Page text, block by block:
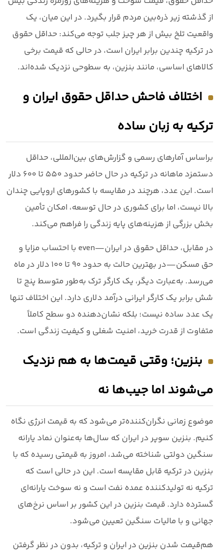
از گذشته زیر ذره‌بین مردم قرار بگیرد. در این میان، یک
واقعیت تلخ بیش از هر چیز جلب توجه می‌کند:حداقل حقوق
در ترکیه چندین برابر ایران است، در حالی که قیمت برخی
کالاهای اساسی، مانند بنزین، به سطوحی نزدیک شده‌اند.
اختلاف فاحش حداقل حقوق ایران و
ترکیه به زبان ساده
براساس آمارهای رسمی و گزارش‌های بین‌المللی، حداقل
دستمزد ماهانه در ترکیه در حال حاضر حدود ۵۵۰ تا ۶۰۰ دلار
است. این عدد، هرچند در مقایسه با کشورهای اروپایی چندان
بالا نیست، اما برای کشوری در حال توسعه، امکان تأمین
بخش بزرگی از هزینه‌های پایه زندگی را فراهم می‌کند.
در مقابل، حداقل حقوق در ایران—even با احتساب مزایا و
حق مسکن—در بهترین حالت به حدود ۹۰ تا ۱۰۰ دلار در ماه
می‌رسد. به‌عبارت دیگر، یک کارگر ترک به‌طور متوسط پنج تا
شش برابر یک کارگر ایرانی درآمد دلاری دارد. این اختلاف تنها
یک عدد ساده نیست؛ بلکه نشان‌دهنده دو سطح کاملاً
متفاوت ازقدرت خرید، امنیت شغلی و کیفیت زندگی است.
بنزین؛ وقتی قیمت‌ها به هم نزدیک
می‌شوند اما جیب‌ها نه
موضوع زمانی نگران‌کننده‌تر می‌شود که به قیمت انرژی نگاه
کنیم. بنزین سوپر در ایران که سال‌ها به‌عنوان نماد یارانه
سنگین دولتی شناخته می‌شد، امروز به قیمتی رسیده که با
بنزین در ترکیه قابل مقایسه است. این در حالی است که
ترکیه نه تولیدکننده عمده نفت است و نه سوخت یارانه‌ای
گسترده دارد. قیمت بنزین در این کشور بر اساس نرخ‌های
جهانی و با مالیات سنگین تعیین می‌شود.
هم‌قیمت شدن بنزین در ایران و ترکیه، بدون در نظر گرفتن